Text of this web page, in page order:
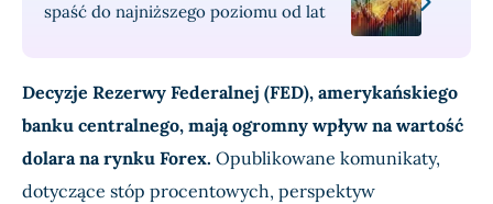
spaść do najniższego poziomu od lat
Decyzje Rezerwy Federalnej (FED), amerykańskiego
banku centralnego, mają ogromny wpływ na wartość
dolara na rynku Forex. Opublikowane komunikaty,
dotyczące stóp procentowych, perspektyw